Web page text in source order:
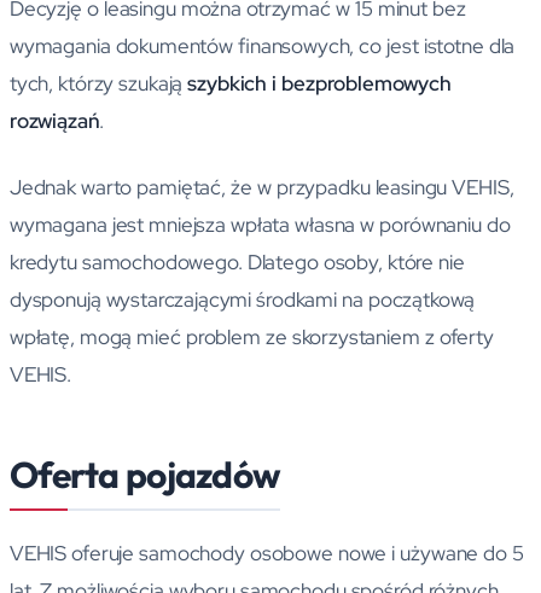
Decyzję o leasingu można otrzymać w 15 minut bez
wymagania dokumentów finansowych, co jest istotne dla
tych, którzy szukająszybkich i bezproblemowych
rozwiązań.
Jednak warto pamiętać, że w przypadku leasingu VEHIS,
wymagana jest mniejsza wpłata własna w porównaniu do
kredytu samochodowego. Dlatego osoby, które nie
dysponują wystarczającymi środkami na początkową
wpłatę, mogą mieć problem ze skorzystaniem z oferty
VEHIS.
Oferta pojazdów
VEHIS oferuje samochody osobowe nowe i używane do 5